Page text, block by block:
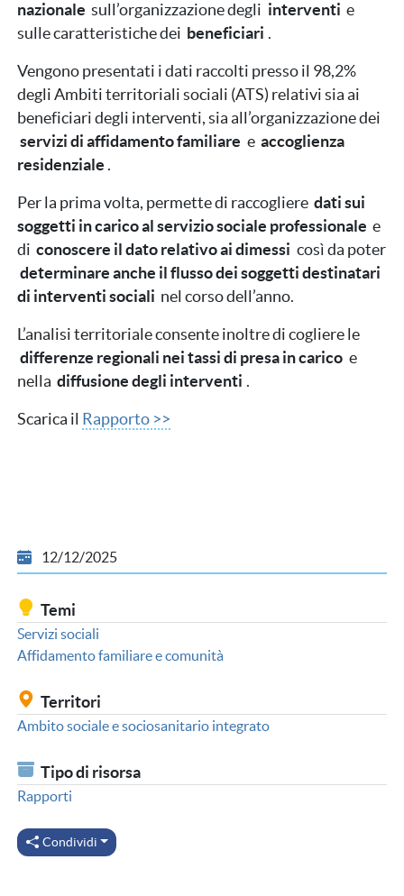
nazionale sull’organizzazione degli interventi e
sulle caratteristiche dei beneficiari .
Vengono presentati i dati raccolti presso il 98,2%
degli Ambiti territoriali sociali (ATS) relativi sia ai
beneficiari degli interventi, sia all’organizzazione dei
servizi di affidamento familiare e accoglienza
residenziale .
Per la prima volta, permette di raccogliere dati sui
soggetti in carico al servizio sociale professionale e
di conoscere il dato relativo ai dimessi così da poter
determinare anche il flusso dei soggetti destinatari
di interventi sociali nel corso dell’anno.
L’analisi territoriale consente inoltre di cogliere le
differenze regionali nei tassi di presa in carico e
nella diffusione degli interventi .
Scarica il Rapporto >>
12/12/2025
Temi
Servizi sociali
Affidamento familiare e comunità
Territori
Ambito sociale e sociosanitario integrato
Tipo di risorsa
Rapporti
Condividi